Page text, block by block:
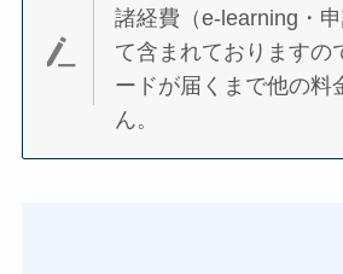
諸経費（e-learning・
て含まれておりますの
ードが届くまで他の料
ん。